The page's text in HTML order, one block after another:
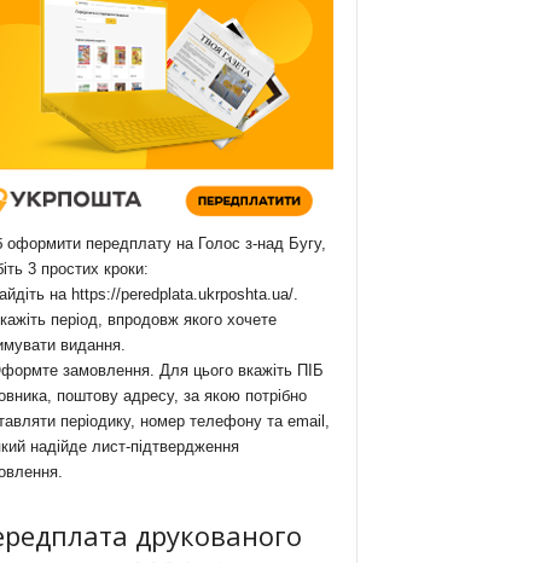
оформити передплату на Голос з-над Бугу,
3 простих кроки:
на https://peredplata.ukrposhta.ua/.
період, впродовж якого хочете
видання.
замовлення. Для цього вкажіть ПІБ
поштову адресу, за якою потрібно
періодику, номер телефону та email,
надійде лист-підтвердження
друкованого